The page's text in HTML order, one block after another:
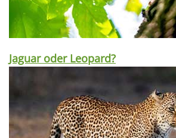
Jaguar oder Leopard?